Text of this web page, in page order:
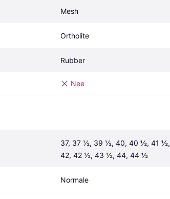
Mesh
Ortholite
Rubber
Nee
37, 37 ½, 39 ½, 40, 40 ½, 41 ½,
42, 42 ½, 43 ½, 44, 44 ½
Normale